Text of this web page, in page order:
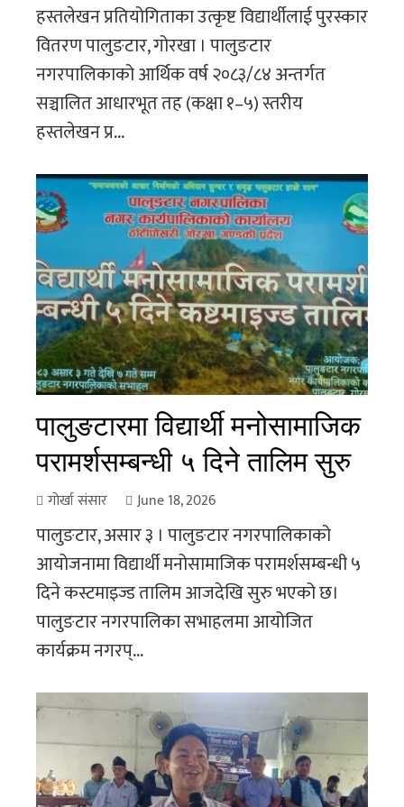
हस्तलेखन प्रतियोगिताका उत्कृष्ट विद्यार्थीलाई पुरस्कार
वितरण पालुङटार, गोरखा । पालुङटार
नगरपालिकाको आर्थिक वर्ष २०८३/८४ अन्तर्गत
सञ्चालित आधारभूत तह (कक्षा १–५) स्तरीय
हस्तलेखन प्र...
पालुङटारमा विद्यार्थी मनोसामाजिक
परामर्शसम्बन्धी ५ दिने तालिम सुरु
गोर्खा संसार June 18, 2026
पालुङटार, असार ३ । पालुङटार नगरपालिकाको
आयोजनामा विद्यार्थी मनोसामाजिक परामर्शसम्बन्धी ५
दिने कस्टमाइज्ड तालिम आजदेखि सुरु भएको छ।
पालुङटार नगरपालिका सभाहलमा आयोजित
कार्यक्रम नगरप्...